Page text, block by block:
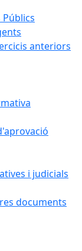
Públics
anteriors
i judicials
documents